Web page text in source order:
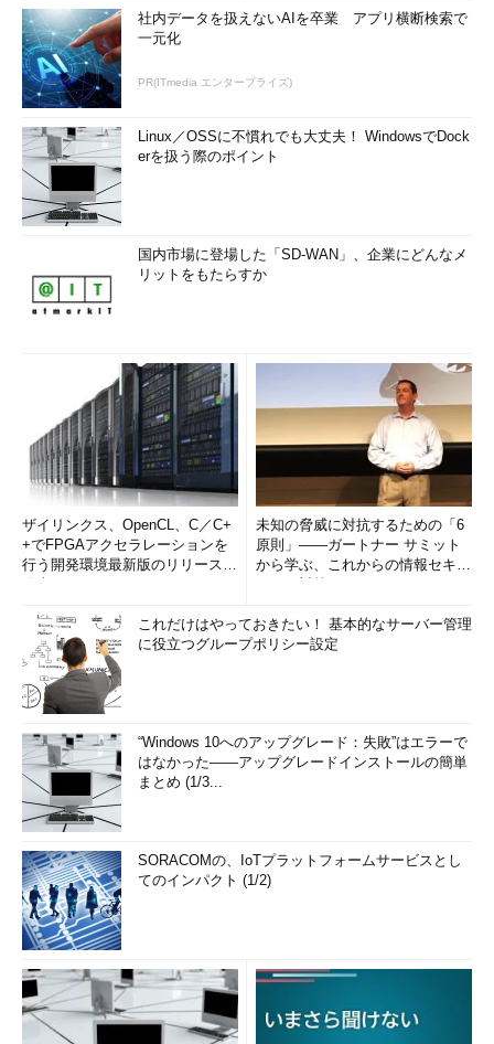
社内データを扱えないAIを卒業 アプリ横断検索で
一元化
PR(ITmedia エンタープライズ)
Linux／OSSに不慣れでも大丈夫！ WindowsでDock
erを扱う際のポイント
国内市場に登場した「SD-WAN」、企業にどんなメ
リットをもたらすか
ザイリンクス、OpenCL、C／C+
+でFPGAアクセラレーションを
行う開発環境最新版のリリースを
未知の脅威に対抗するための「6
原則」――ガートナー サミット
から学ぶ、これからの情報セキュ
これだけはやっておきたい！ 基本的なサーバー管理
に役立つグループポリシー設定
“Windows 10へのアップグレード：失敗”はエラーで
はなかった――アップグレードインストールの簡単
まとめ (1/3...
SORACOMの、IoTプラットフォームサービスとし
てのインパクト (1/2)